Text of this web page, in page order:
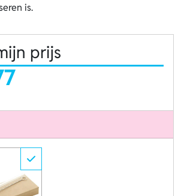
is.
prijs